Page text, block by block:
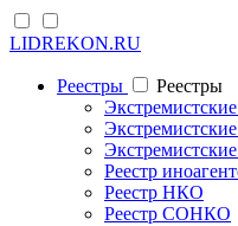
LIDREKON.RU
Реестры
Реестры
Реестр
Реестр НКО
Реестр СОНКО